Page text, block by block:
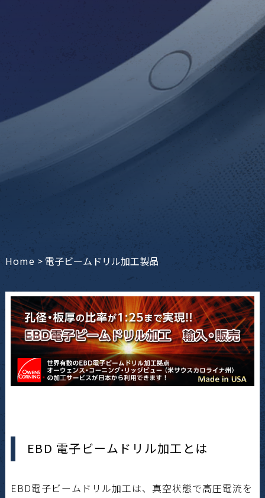
Home > 電子ビームドリル加工製品
EBD 電子ビームドリル加工とは
EBD電子ビームドリル加工は、真空状態で高圧電流を